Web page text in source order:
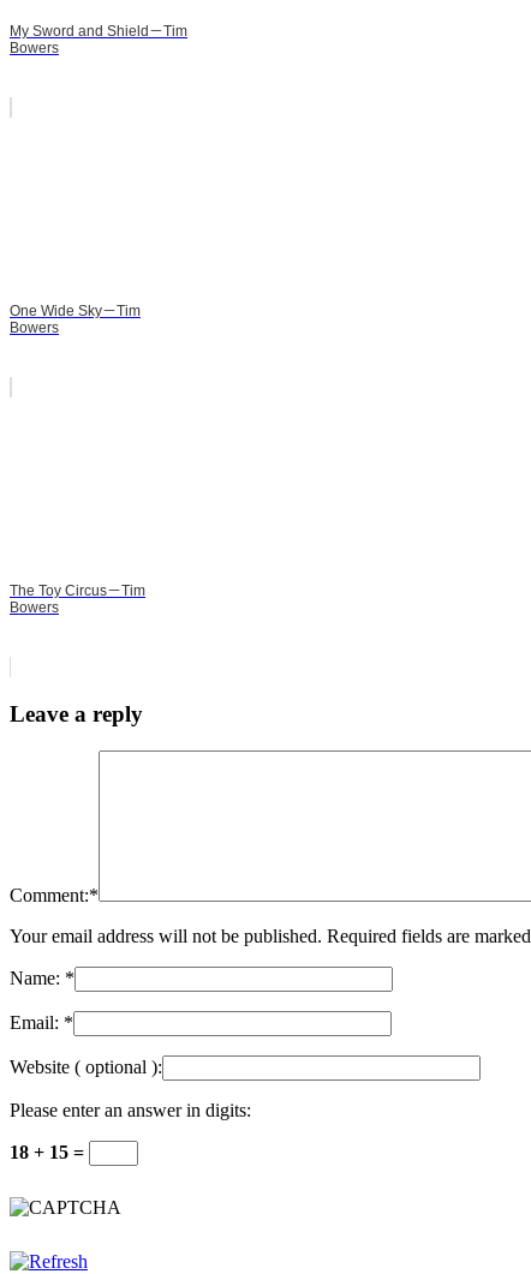
My Sword and Shield－Tim
Bowers
One Wide Sky－Tim
Bowers
The Toy Circus－Tim
Bowers
Leave a reply
Comment:*
Your email address will not be published. Required fields are marked
Name: *
Email: *
Website ( optional ):
Please enter an answer in digits:
18 + 15 =